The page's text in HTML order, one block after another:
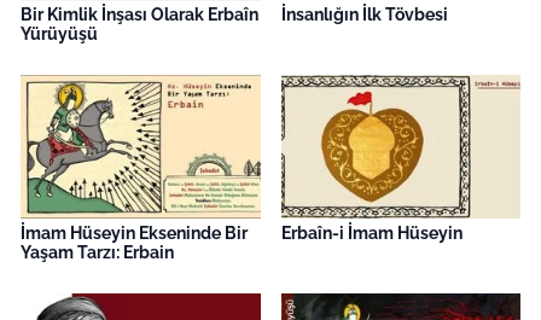
Bir Kimlik İnşası Olarak Erbaîn
Yürüyüşü
İnsanlığın İlk Tövbesi
İmam Hüseyin Ekseninde Bir
Yaşam Tarzı: Erbain
Erbaîn-i İmam Hüseyin